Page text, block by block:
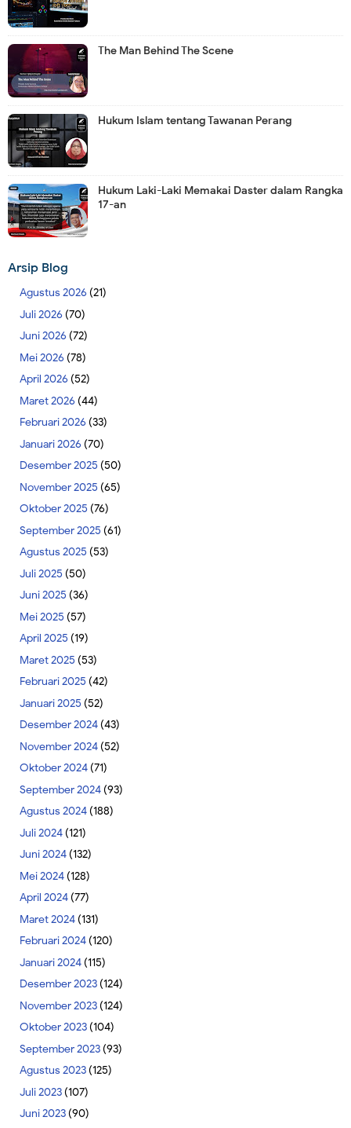
The Man Behind The Scene
Hukum Islam tentang Tawanan Perang
Hukum Laki-Laki Memakai Daster dalam Rangka
17-an
Arsip Blog
Agustus 2026 (21)
Juli 2026 (70)
Juni 2026 (72)
Mei 2026 (78)
April 2026 (52)
Maret 2026 (44)
Februari 2026 (33)
Januari 2026 (70)
Desember 2025 (50)
November 2025 (65)
Oktober 2025 (76)
September 2025 (61)
Agustus 2025 (53)
Juli 2025 (50)
Juni 2025 (36)
Mei 2025 (57)
April 2025 (19)
Maret 2025 (53)
Februari 2025 (42)
Januari 2025 (52)
Desember 2024(43)
November 2024(52)
Oktober 2024(71)
September 2024(93)
Agustus 2024(188)
Juli 2024(121)
Juni 2024(132)
Mei 2024(128)
April 2024(77)
Maret 2024(131)
Februari 2024(120)
Januari 2024(115)
Desember 2023(124)
November 2023(124)
Oktober 2023(104)
September 2023(93)
Agustus 2023(125)
Juli 2023(107)
Juni 2023(90)